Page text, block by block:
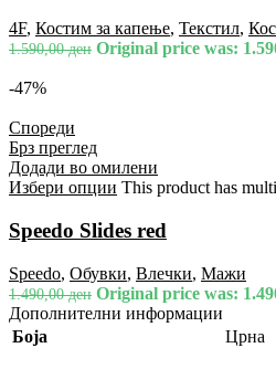
4F, Костим за капење, Текстил,
1.590,00ден Original price was:
-47%
Спореди
Брз преглед
Додади во омилени
Избери опции This product has
Speedo Slides red
Speedo, Обувки, Влечки, Мажи
1.490,00ден Original price was:
Дополнителни информации
Боја
Црна